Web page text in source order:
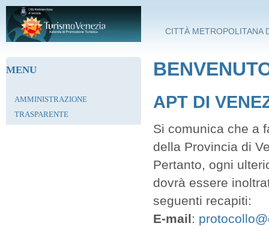
Salta al contenuto principale
CITTÀ METROPOLITANA
MENU
AMMINISTRAZIONE
TRASPARENTE
APT DI
Si comunica che a
della Provincia di
Pertanto, ogni
dovrà essere
seguenti recapiti:
E-mail: